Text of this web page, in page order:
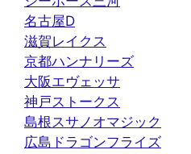
名古屋D
滋賀レイクス
京都ハンナリーズ
大阪エヴェッサ
神戸ストークス
島根スサノオマジック
広島ドラゴンフライズ